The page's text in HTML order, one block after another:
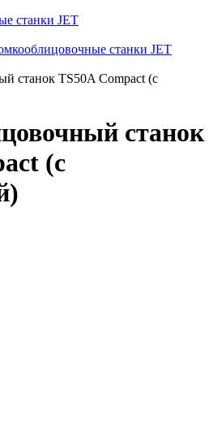
станки JET
станки JET
станок TS50A Compact (с
станок
(с